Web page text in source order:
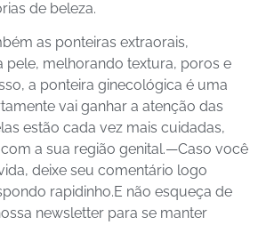
de beleza.
as ponteiras extraorais,
pele, melhorando textura, poros e
a ponteira ginecológica é uma
vai ganhar a atenção das
estão cada vez mais cuidadas,
a sua região genital.—Caso você
deixe seu comentário logo
rapidinho.E não esqueça de
newsletter para se manter